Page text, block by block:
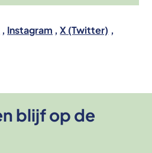
Instagram
X (Twitter)
blijf op de